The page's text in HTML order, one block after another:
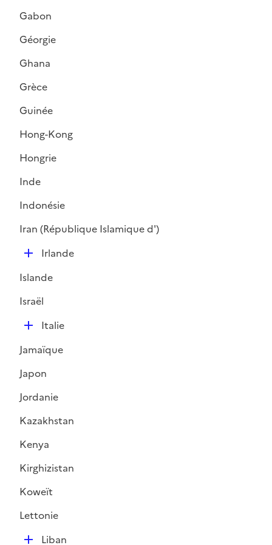
e
p
l
e
Gabon
Géorgie
Ghana
Grèce
Guinée
Hong-Kong
Hongrie
Inde
Indonésie
Iran (République Islamique d')
D
p
l
Irlande
Islande
Israël
D
p
l
e
Italie
Jamaïque
Japon
Jordanie
Kazakhstan
Kenya
Kirghizistan
Koweït
Lettonie
DLiban